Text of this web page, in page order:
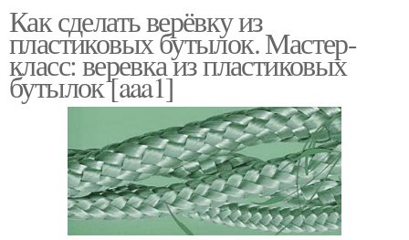
Как сделать верёвку из
пластиковых бутылок. Мастер-
класс: веревка из пластиковых
бутылок [aaa1]